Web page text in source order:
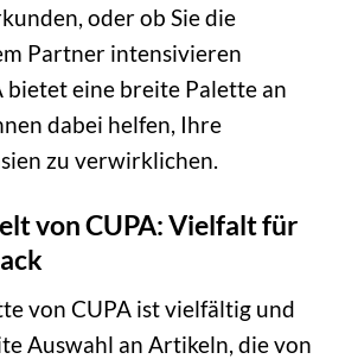
oder ob Sie die
Partner intensivieren
bietet eine breite Palette an
dabei helfen, Ihre
zu verwirklichen.
von CUPA: Vielfalt für
von CUPA ist vielfältig und
Auswahl an Artikeln, die von